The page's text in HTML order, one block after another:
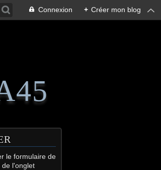
Connexion + Créer mon blog
le formulaire de
de l'onglet